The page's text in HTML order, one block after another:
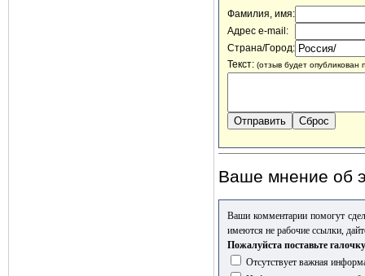
Фамилия, имя:
Адрес e-mail:
Страна/Город:
Текст: (отзыв будет опубликован
Ваше мнение об
Ваши комментарии помогут
имеются не рабочие ссылки,
Пожалуйста поставьте
Отсутствует важная